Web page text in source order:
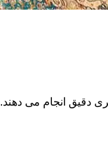
دقیق انجام می دهند.